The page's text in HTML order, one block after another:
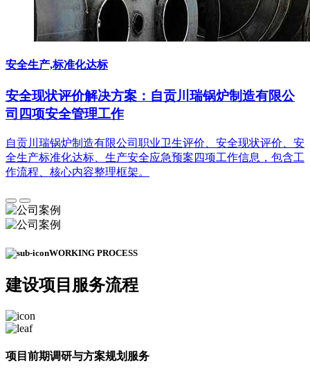
安全生产,标准化达标
安全现状评价解决方案：自贡川瑞锅炉制造有限公
司四项安全管理工作
自贡川瑞锅炉制造有限公司职业卫生评价、安全现状评价、安
全生产标准化达标、生产安全应急预案四项工作信息，包含工
作流程、核心内容整理框架。
WORKING PROCESS
建设项目 服务流程
项目前期调研与方案规划服务